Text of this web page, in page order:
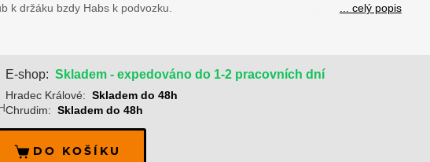
k držáku bzdy Habs k podvozku.
... celý popis
E-shop: Skladem - expedováno do 1-2 pracovních dní
Hradec Králové: Skladem do 48h
Chrudim: Skladem do 48h
DO KOŠÍKU